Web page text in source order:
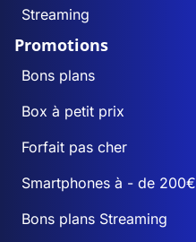
Streaming
Promotions
Bons plans
Box à petit prix
Forfait pas cher
Smartphones à - de 200€
Bons plans Streaming